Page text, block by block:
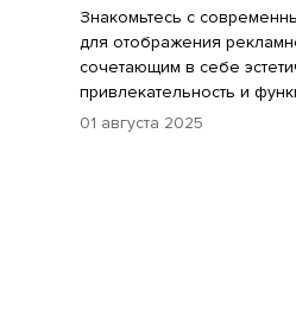
Знакомьтесь с
для отображения
сочетающим в себе
привлекательность и
01 августа 2025